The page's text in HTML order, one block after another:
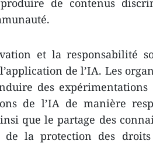
de contenus
et la responsabilité
de l’IA. Les
des expérimentations
de l’IA de manière
que le partage des
la protection des